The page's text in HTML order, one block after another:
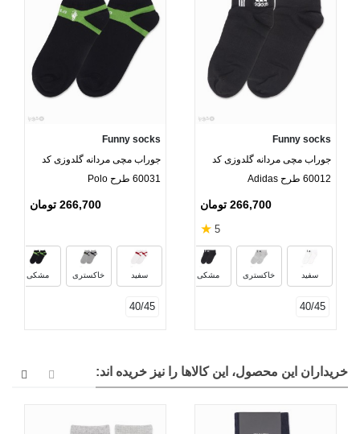
Funny socks
جوراب مچی مردانه گلدوزی کد
60012 طرح Adidas
266,700 تومان
5
★
سفید خاکستری مشکی
سرمه‌ای
40/45
Funny socks
جوراب مچی مردانه گلدوزی کد
60031 طرح Polo
266,700 تومان
سفید خاکستری مشکی
40/45
خریداران این محصول، این کالاها را نیز خریده اند: